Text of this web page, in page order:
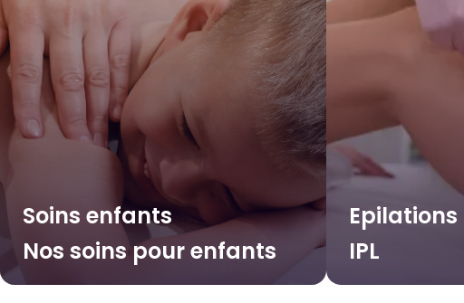
Soins enfants
Nos soins pour enfants
Epilations
IPL